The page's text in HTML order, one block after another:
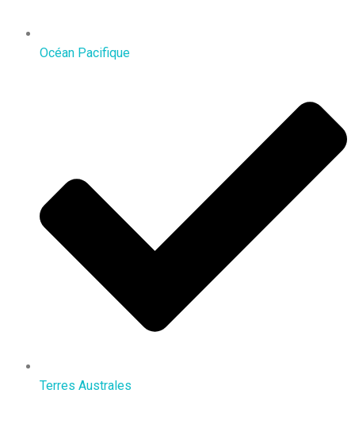
Océan Pacifique
Terres Australes